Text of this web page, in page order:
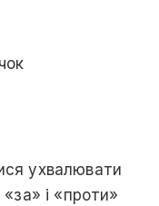
ухвалювати
і «проти»